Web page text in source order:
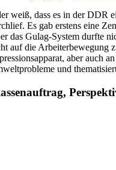
weiß, dass es in der DDR
Es gab erstens eine
das Gulag-System durfte
auf die Arbeiterbewegung
aber auch
und